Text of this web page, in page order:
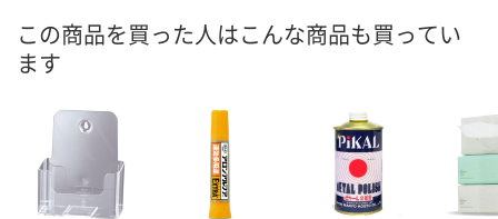
この商品を買った人はこんな商品も買ってい
ます